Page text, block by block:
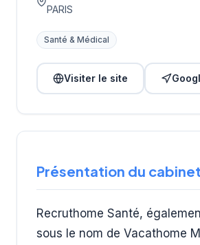
PARIS
Santé & Médical
Visiter le site
Présentation du cabinet
Recruthome Santé,
sous le nom de Vacathome